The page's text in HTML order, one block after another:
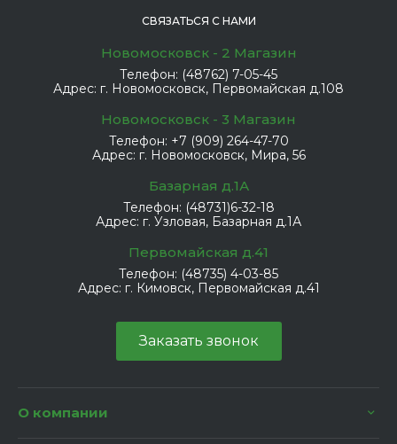
СВЯЗАТЬСЯ С НАМИ
Новомосковск - 2 Магазин
Телефон: (48762) 7-05-45
Адрес: г. Новомосковск, Первомайская д.108
Новомосковск - 3 Магазин
Телефон: +7 (909) 264-47-70
Адрес: г. Новомосковск, Мира, 56
Базарная д.1А
Телефон: (48731)6-32-18
Адрес: г. Узловая, Базарная д.1А
Первомайская д.41
Телефон: (48735) 4-03-85
Адрес: г. Кимовск, Первомайская д.41
Заказать звонок
О компании